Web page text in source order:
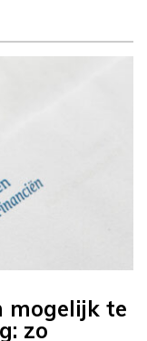
mogelijk te
zo